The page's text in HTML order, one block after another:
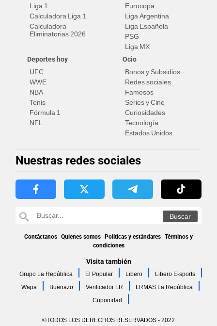
Liga 1
Calculadora Liga 1
Calculadora
Eliminatorias 2026
Eurocopa
Liga Argentina
Liga Española
PSG
Liga MX
Deportes hoy
UFC
WWE
NBA
Tenis
Fórmula 1
NFL
Ocio
Bonos y Subsidios
Redes sociales
Famosos
Series y Cine
Curiosidades
Tecnología
Estados Unidos
Nuestras redes sociales
Contáctanos Quienes somos Políticas y estándares Términos y
condiciones
Visita también
Grupo La República El Popular Libero
Libero E-sports
Wapa
Buenazo Verificador LR
LRMAS La República
Cuponidad
©TODOS LOS DERECHOS RESERVADOS - 2022